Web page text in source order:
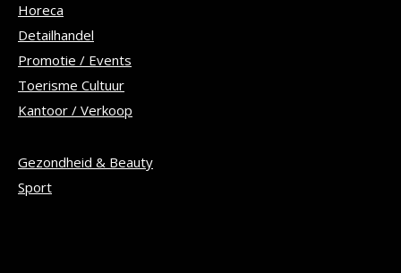
Horeca
Detailhandel
Promotie / Events
Toerisme Cultuur
Kantoor / Verkoop
Gezondheid & Beauty
Sport